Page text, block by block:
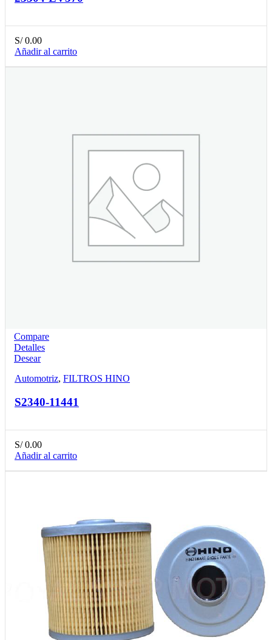
S/0.00
Añadir al carrito
Compare
Detalles
Desear
Automotriz, FILTROS HINO
S2340-11441
S/0.00
Añadir al carrito